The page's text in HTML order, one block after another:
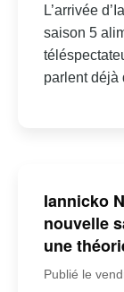
L’arrivée
saison 5
parlent déjà
Iannicko
nouvelle
une
Publié le